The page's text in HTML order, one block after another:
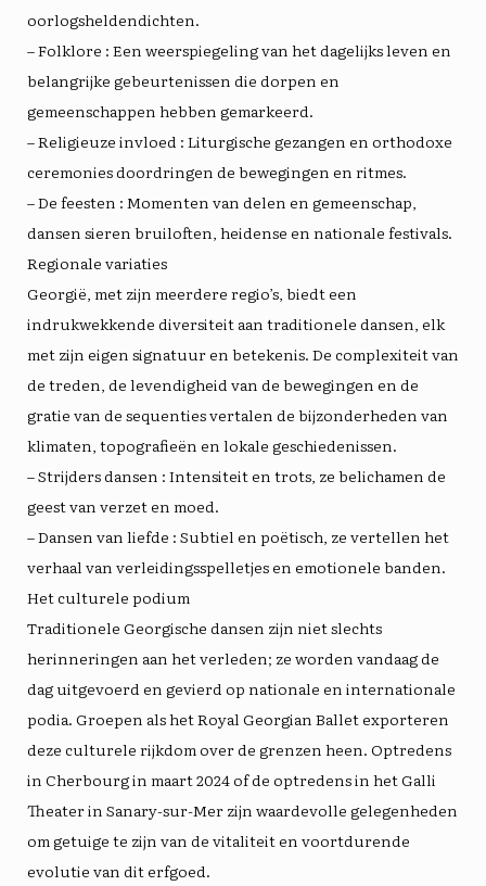
oorlogsheldendichten.
–Folklore : Een weerspiegeling van het dagelijks leven en
belangrijke gebeurtenissen die dorpen en
gemeenschappen hebben gemarkeerd.
–Religieuze invloed : Liturgische gezangen en orthodoxe
ceremonies doordringen de bewegingen en ritmes.
–De feesten : Momenten van delen en gemeenschap,
dansen sieren bruiloften, heidense en nationale festivals.
Regionale variaties
Georgië, met zijn meerdere regio’s, biedt een
indrukwekkende diversiteit aan traditionele dansen, elk
met zijn eigen signatuur en betekenis. De complexiteit van
de treden, de levendigheid van de bewegingen en de
gratie van de sequenties vertalen de bijzonderheden van
klimaten, topografieën en lokale geschiedenissen.
–Strijders dansen : Intensiteit en trots, ze belichamen de
geest van verzet en moed.
–Dansen van liefde : Subtiel en poëtisch, ze vertellen het
verhaal van verleidingsspelletjes en emotionele banden.
Het culturele podium
Traditionele Georgische dansen zijn niet slechts
herinneringen aan het verleden; ze worden vandaag de
dag uitgevoerd en gevierd op nationale en internationale
podia. Groepen als het Royal Georgian Ballet exporteren
deze culturele rijkdom over de grenzen heen. Optredens
in Cherbourg in maart 2024 of de optredens in het Galli
Theater in Sanary-sur-Mer zijn waardevolle gelegenheden
om getuige te zijn van de vitaliteit en voortdurende
evolutie van dit erfgoed.